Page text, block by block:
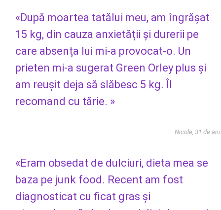
«După moartea tatălui meu, am îngrășat
15 kg, din cauza anxietății și durerii pe
care absența lui mi-a provocat-o. Un
prieten mi-a sugerat Green Orley plus și
am reușit deja să slăbesc 5 kg. Îl
recomand cu tărie. »
Nicole, 31 de ani.
«Eram obsedat de dulciuri, dieta mea se
baza pe junk food. Recent am fost
diagnosticat cu ficat gras și